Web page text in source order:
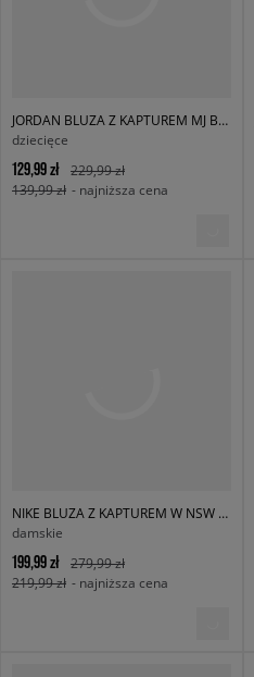
JORDAN BLUZA Z KAPTUREM MJ BROOKLYN FLC PO BOY
dziecięce
129,99 zł
229,99 zł
139,99 zł - najniższa cena
NIKE BLUZA Z KAPTUREM W NSW PHNX FLC OS PO HOODIE
damskie
199,99 zł
279,99 zł
219,99 zł - najniższa cena